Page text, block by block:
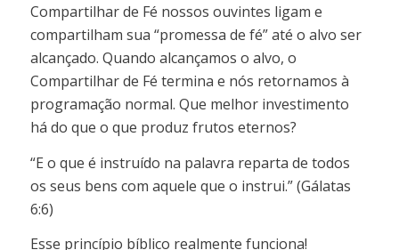
Compartilhar de Fé nossos ouvintes ligam e
compartilham sua “promessa de fé” até o alvo ser
alcançado. Quando alcançamos o alvo, o
Compartilhar de Fé termina e nós retornamos à
programação normal. Que melhor investimento
há do que o que produz frutos eternos?
“E o que é instruído na palavra reparta de todos
os seus bens com aquele que o instrui.” (Gálatas
6:6)
Esse princípio bíblico realmente funciona!